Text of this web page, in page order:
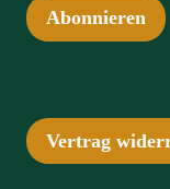
Abonnieren
Vertrag